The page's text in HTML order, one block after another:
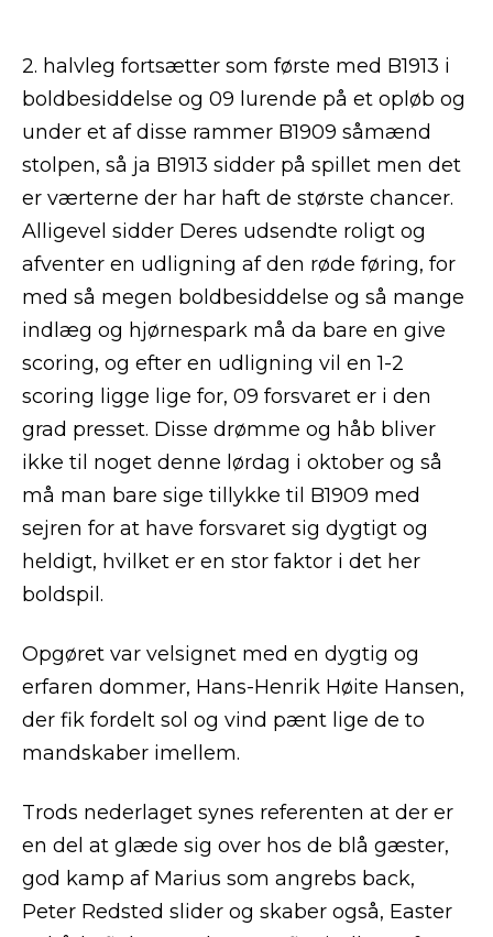
2. halvleg fortsætter som første med B1913 i
boldbesiddelse og 09 lurende på et opløb og
under et af disse rammer B1909 såmænd
stolpen, så ja B1913 sidder på spillet men det
er værterne der har haft de største chancer.
Alligevel sidder Deres udsendte roligt og
afventer en udligning af den røde føring, for
med så megen boldbesiddelse og så mange
indlæg og hjørnespark må da bare en give
scoring, og efter en udligning vil en 1-2
scoring ligge lige for, 09 forsvaret er i den
grad presset. Disse drømme og håb bliver
ikke til noget denne lørdag i oktober og så
må man bare sige tillykke til B1909 med
sejren for at have forsvaret sig dygtigt og
heldigt, hvilket er en stor faktor i det her
boldspil.
Opgøret var velsignet med en dygtig og
erfaren dommer, Hans-Henrik Høite Hansen,
der fik fordelt sol og vind pænt lige de to
mandskaber imellem.
Trods nederlaget synes referenten at der er
en del at glæde sig over hos de blå gæster,
god kamp af Marius som angrebs back,
Peter Redsted slider og skaber også, Easter